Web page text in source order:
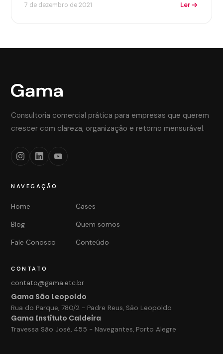
7 de dezembro de 2021 Ler
Consultoria comercial prática para empresas que querem
crescer com clareza, organização e retorno mensurável.
NAVEGAÇÃO
Home
Cases
Blog
Quem somos
Fale Conosco
Conteúdo
CONTATO
contato@gama.etc.br
Gama São Leopoldo
Rua do Parque, 780/2 - Padre Reus, São Leopoldo
Gama Instituto Caldeira
Travessa São José, 455 - Navegantes, Porto Alegre